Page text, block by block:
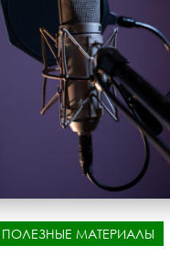
ПОЛЕЗНЫЕ МАТЕРИАЛЫ